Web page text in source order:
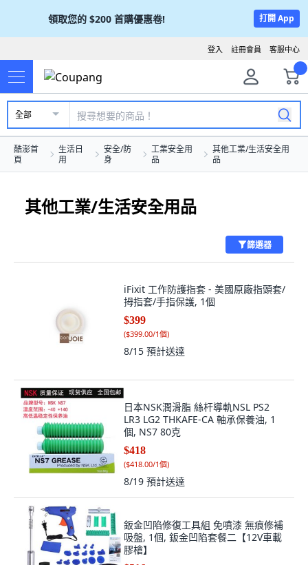
領取您的 $200 首購優惠卷! 打開 App
客服中心
註冊會員
登入
全部
酷澎首
頁
生活日
用
安全/防
身
工業安全用
品
其他工業/生活安全用
品
其他工業/生活安全用品
篩選器
iFixit 工作防護指套 - 美國原廠指頭套/
拇指套/手指保護, 1個
$399
($399.00/1個)
8/15 預計送達
日本NSK潤滑脂 絲杆導軌NSL PS2
LR3 LG2 THKAFE-CA 軸承保養油, 1
個, NS7 80克
$418
($418.00/1個)
8/19 預計送達
鈑金凹陷修復工具組 免噴漆 無痕修補
吸盤, 1個, 鈑金凹陷套餐二【12V車載
膠槍】